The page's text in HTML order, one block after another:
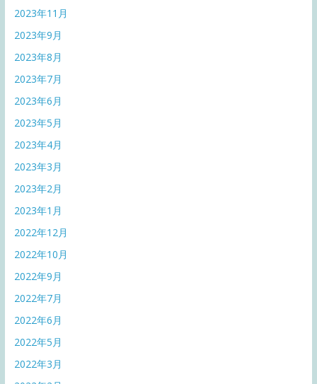
2023年11月
2023年9月
2023年8月
2023年7月
2023年6月
2023年5月
2023年4月
2023年3月
2023年2月
2023年1月
2022年12月
2022年10月
2022年9月
2022年7月
2022年6月
2022年5月
2022年3月